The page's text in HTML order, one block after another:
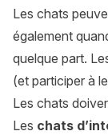
Les chats
également
quelque part.
(et participer à
Les chats
Les chats